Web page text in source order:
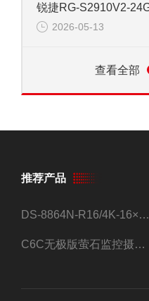
2026-05-13
查看全部
推荐产品
DS-8864N-R16/4K-16×4T/希捷16盘位录像机
C6C无极版萤石监控摄像头